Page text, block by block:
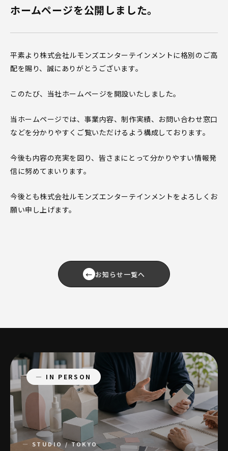
ホームページを公開しました。
平素より株式会社ルモンズエンターテインメントに格別のご高
配を賜り、誠にありがとうございます。
このたび、当社ホームページを開設いたしました。
当ホームページでは、事業内容、制作実績、お問い合わせ窓口
などを分かりやすくご覧いただけるよう構成しております。
今後も内容の充実を図り、皆さまにとって分かりやすい情報発
信に努めてまいります。
今後とも株式会社ルモンズエンターテインメントをよろしくお
願い申し上げます。
← お知らせ一覧へ
— IN PERSON
— STUDIO / TOKYO